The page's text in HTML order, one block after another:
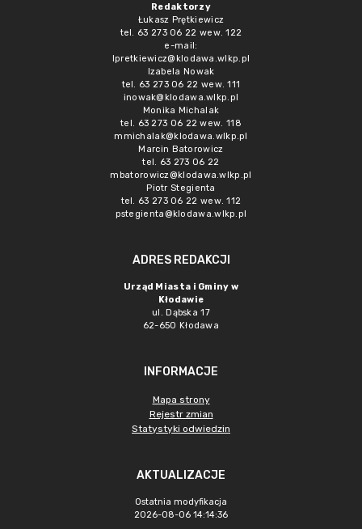
Redaktorzy
Łukasz Prętkiewicz
tel. 63 273 06 22 wew. 122
e-mail:
lpretkiewicz@klodawa.wlkp.pl
Izabela Nowak
tel. 63 273 06 22 wew. 111
inowak@klodawa.wlkp.pl
Monika Michalak
tel. 63 273 06 22 wew. 118
mmichalak@klodawa.wlkp.pl
Marcin Batorowicz
tel. 63 273 06 22
mbatorowicz@klodawa.wlkp.pl
Piotr Stegienta
tel. 63 273 06 22 wew. 112
pstegienta@klodawa.wlkp.pl
ADRES REDAKCJI
Urząd Miasta i Gminy w
Kłodawie
ul. Dąbska 17
62-650 Kłodawa
INFORMACJE
Mapa strony
Rejestr zmian
Statystyki odwiedzin
AKTUALIZACJE
Ostatnia modyfikacja
2026-08-06 14:14:36